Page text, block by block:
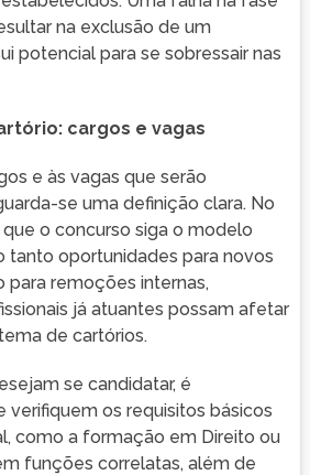
na exclusão de um
potencial para se sobressair nas
cargos e vagas
e às vagas que serão
se uma definição clara. No
o concurso siga o modelo
tanto oportunidades para novos
para remoções internas,
já atuantes possam afetar
de cartórios.
se candidatar, é
verifiquem os requisitos básicos
como a formação em Direito ou
funções correlatas, além de